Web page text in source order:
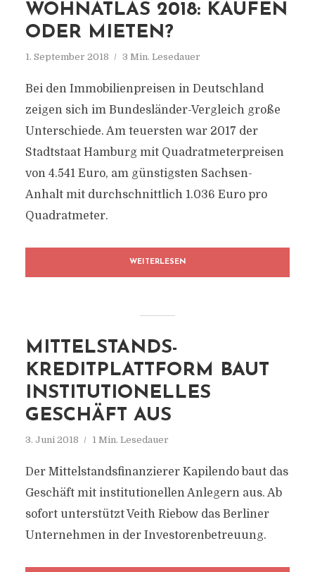
WOHNATLAS 2018: KAUFEN
ODER MIETEN?
1. September 2018 3 Min. Lesedauer
Bei den Immobilienpreisen in Deutschland
zeigen sich im Bundesländer-Vergleich große
Unterschiede. Am teuersten war 2017 der
Stadtstaat Hamburg mit Quadratmeterpreisen
von 4.541 Euro, am günstigsten Sachsen-
Anhalt mit durchschnittlich 1.036 Euro pro
Quadratmeter.
WEITERLESEN
MITTELSTANDS-
KREDITPLATTFORM BAUT
INSTITUTIONELLES
GESCHÄFT AUS
3. Juni 2018 1 Min. Lesedauer
Der Mittelstandsfinanzierer Kapilendo baut das
Geschäft mit institutionellen Anlegern aus. Ab
sofort unterstützt Veith Riebow das Berliner
Unternehmen in der Investorenbetreuung.